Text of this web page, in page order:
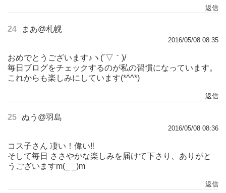
返信
24 まあ@札幌
2016/05/08 08:35
おめでとうございます♪ヽ(´▽｀)/
毎日ブログをチェックするのが私の習慣になっています。
これからも楽しみにしています(*^^*)
返信
25 ぬう@羽島
2016/05/08 08:36
コス子さん 凄い！偉い‼︎
そして毎日 ささやかな楽しみを届けて下さり、ありがと
うございますm(_ _)m
返信